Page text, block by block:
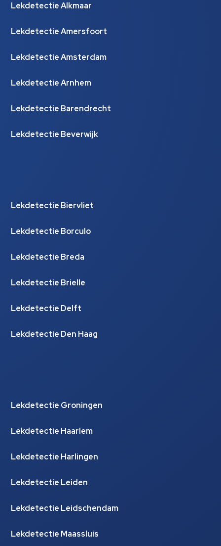
Lekdetectie Alkmaar
Lekdetectie Amersfoort
Lekdetectie Amsterdam
Lekdetectie Arnhem
Lekdetectie Barendrecht
Lekdetectie Beverwijk
Lekdetectie Biervliet
Lekdetectie Borculo
Lekdetectie Breda
Lekdetectie Brielle
Lekdetectie Delft
Lekdetectie Den Haag
Lekdetectie Groningen
Lekdetectie Haarlem
Lekdetectie Harlingen
Lekdetectie Leiden
Lekdetectie Leidschendam
Lekdetectie Maassluis